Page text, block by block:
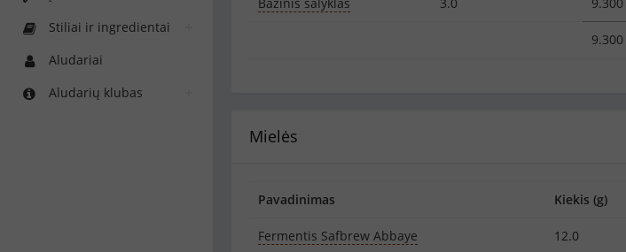
Stiliai ir ingredientai
Aludariai
Aludarių klubas
9.300
Mielės
Pavadinimas Kiekis (g)
Fermentis Safbrew Abbaye 12.0